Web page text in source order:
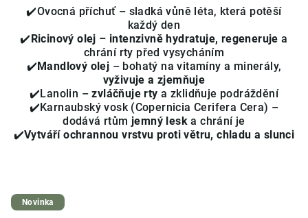
z
5
hvězdiček.
✔️Ovocná příchuť – sladká vůně léta, která potěší
každý den
✔️Ricinový olej – intenzivně hydratuje, regeneruje a
chrání rty před vysycháním
✔️Mandlový olej – bohatý na vitamíny a minerály,
vyživuje a zjemňuje
✔️Lanolin – zvláčňuje rty a zklidňuje podráždění
✔️Karnaubský vosk (Copernicia Cerifera Cera) –
dodává rtům jemný lesk a chrání je
✔️Vytváří ochrannou vrstvu proti větru, chladu a slunci
Novinka